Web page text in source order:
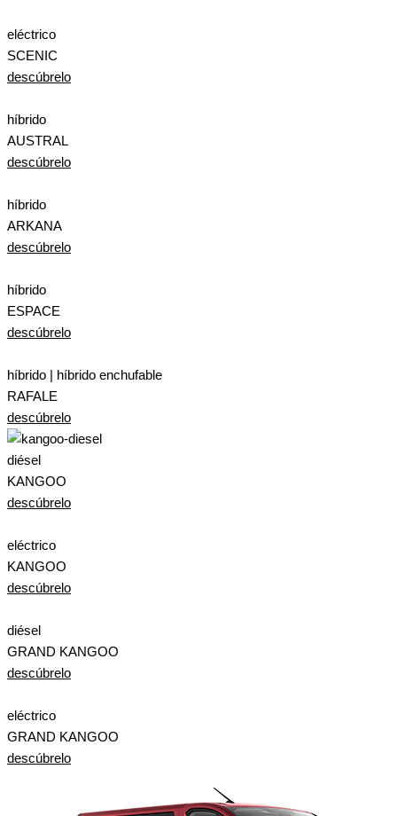
eléctrico
SCENIC
descúbrelo
híbrido
AUSTRAL
descúbrelo
híbrido
ARKANA
descúbrelo
híbrido
ESPACE
descúbrelo
híbrido | híbrido enchufable
RAFALE
descúbrelo
diésel
KANGOO
descúbrelo
eléctrico
KANGOO
descúbrelo
diésel
GRAND KANGOO
descúbrelo
eléctrico
GRAND KANGOO
descúbrelo